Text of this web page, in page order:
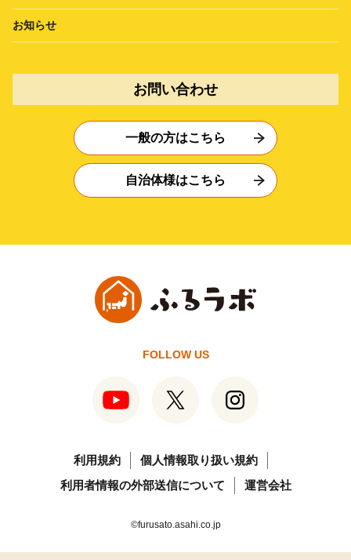
お知らせ
お問い合わせ
一般の方はこちら
自治体様はこちら
FOLLOW US
利用規約
個人情報取り扱い規約
利用者情報の外部送信について
運営会社
©furusato.asahi.co.jp